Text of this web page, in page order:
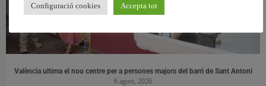
València ultima el nou centre per a persones majors del barri de Sant Antoni
6 agost, 2026
Configuració cookies Accepta tot